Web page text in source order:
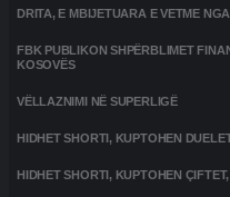
DRITA, E MBIJETUARA E VETME
FBK PUBLIKON SHPËRBLIMET
KOSOVËS
VËLLAZNIMI NË SUPERLIGË
HIDHET SHORTI, KUPTOHEN
HIDHET SHORTI, KUPTOHEN